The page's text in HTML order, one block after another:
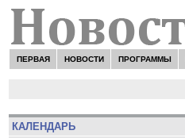
ПЕРВАЯ НОВОСТИ ПРОГРАММЫ
КАЛЕНДАРЬ